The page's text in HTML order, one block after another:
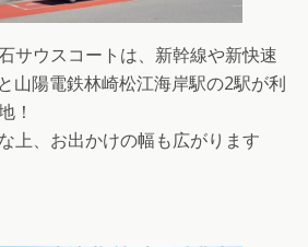
サウスコートは、新幹線や新快速
山陽電鉄林崎松江海岸駅の2駅が利
！
上、お出かけの幅も広がります